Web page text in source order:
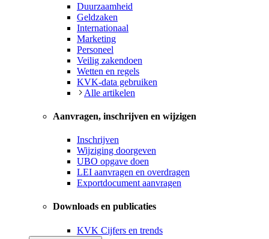
Duurzaamheid
Geldzaken
Internationaal
Marketing
Personeel
Veilig zakendoen
Wetten en regels
KVK-data gebruiken
Alle artikelen
Aanvragen, inschrijven en wijzigen
Inschrijven
Wijziging doorgeven
UBO opgave doen
LEI aanvragen en overdragen
Exportdocument aanvragen
Downloads en publicaties
KVK Cijfers en trends